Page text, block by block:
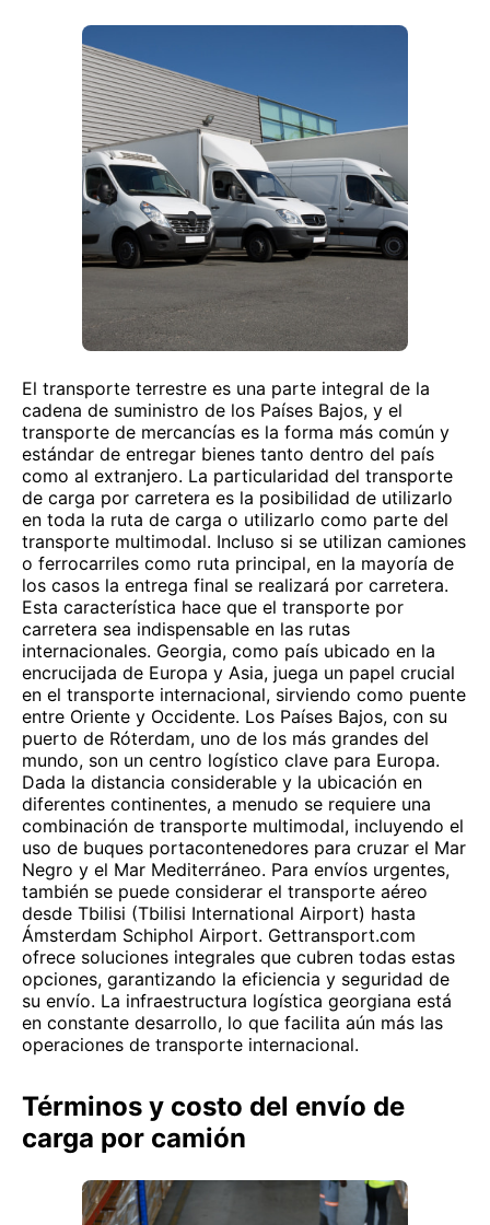
El transporte terrestre es una parte integral de la
cadena de suministro de los Países Bajos, y el
transporte de mercancías es la forma más común y
estándar de entregar bienes tanto dentro del país
como al extranjero. La particularidad del transporte
de carga por carretera es la posibilidad de utilizarlo
en toda la ruta de carga o utilizarlo como parte del
transporte multimodal. Incluso si se utilizan camiones
o ferrocarriles como ruta principal, en la mayoría de
los casos la entrega final se realizará por carretera.
Esta característica hace que el transporte por
carretera sea indispensable en las rutas
internacionales. Georgia, como país ubicado en la
encrucijada de Europa y Asia, juega un papel crucial
en el transporte internacional, sirviendo como puente
entre Oriente y Occidente. Los Países Bajos, con su
puerto de Róterdam, uno de los más grandes del
mundo, son un centro logístico clave para Europa.
Dada la distancia considerable y la ubicación en
diferentes continentes, a menudo se requiere una
combinación de transporte multimodal, incluyendo el
uso de buques portacontenedores para cruzar el Mar
Negro y el Mar Mediterráneo. Para envíos urgentes,
también se puede considerar el transporte aéreo
desde Tbilisi (Tbilisi International Airport) hasta
Ámsterdam Schiphol Airport. Gettransport.com
ofrece soluciones integrales que cubren todas estas
opciones, garantizando la eficiencia y seguridad de
su envío. La infraestructura logística georgiana está
en constante desarrollo, lo que facilita aún más las
operaciones de transporte internacional.
Términos y costo del envío de
carga por camión